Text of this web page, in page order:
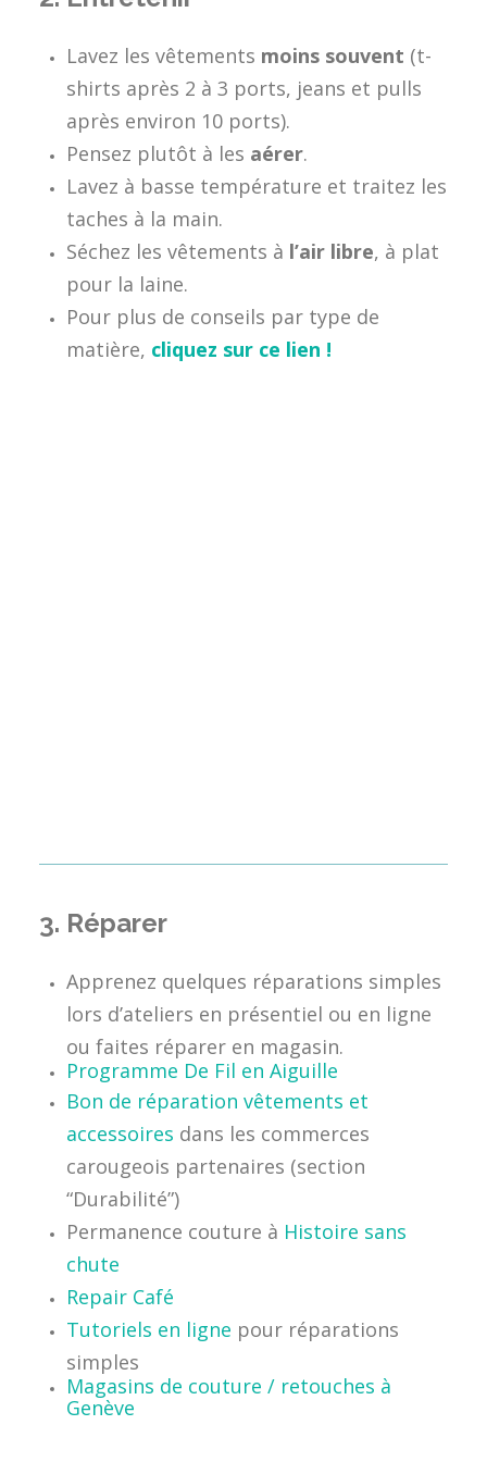
Lavez les vêtements moins souvent (t-
shirts après 2 à 3 ports, jeans et pulls
après environ 10 ports).
Pensez plutôt à les aérer.
Lavez à basse température et traitez les
taches à la main.
Séchez les vêtements à l’air libre, à plat
pour la laine.
Pour plus de conseils par type de
matière, cliquez sur ce lien !
3. Réparer
Apprenez quelques réparations simples
lors d’ateliers en présentiel ou en ligne
ou faites réparer en magasin.
Programme De Fil en Aiguille
Bon de réparation vêtements et
accessoires dans les commerces
carougeois partenaires (section
“Durabilité”)
Permanence couture à Histoire sans
chute
Repair Café
Tutoriels en ligne pour réparations
simples
Magasins de couture / retouches à
Genève